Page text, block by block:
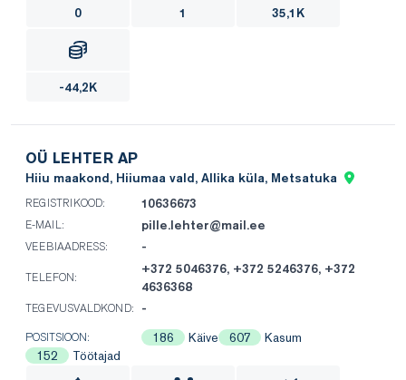
0 1 35,1K
-44,2K
OÜ LEHTER AP
Hiiu maakond, Hiiumaa vald, Allika küla, Metsatuka
REGISTRIKOOD: 10636673
E-MAIL: pille.lehter@mail.ee
VEEBIAADRESS: -
TELEFON:
+372 5046376, +372 5246376, +372
4636368
TEGEVUSVALDKOND: -
POSITSIOON: 186 Käive 607
Kasum
152
Töötajad